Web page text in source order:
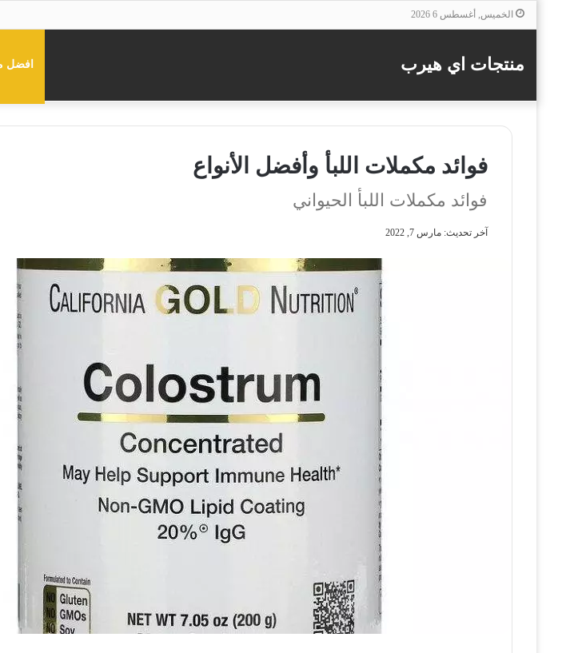
الخميس, أغسطس 6 2026
منتجات اي هيرب افضل
فوائد مكملات اللبأ وأفضل الأنواع
فوائد مكملات اللبأ الحيواني
آخر تحديث: مارس 7, 2022